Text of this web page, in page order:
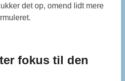
det op, omend lidt mere
fokus til den